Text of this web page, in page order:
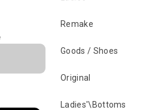
Remake
Goods / Shoes
Original
Ladies'\Bottoms